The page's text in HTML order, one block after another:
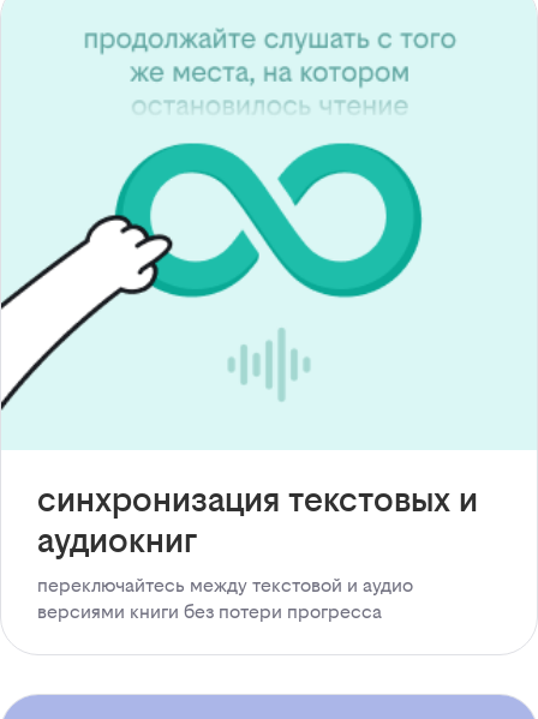
синхронизация текстовых и
аудиокниг
переключайтесь между текстовой и аудио
версиями книги без потери прогресса